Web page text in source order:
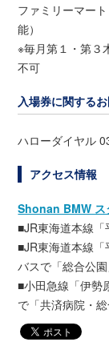
ファミリーマー
能）
※毎月第１・第３
不可
入場券に関する
ハローダイヤル
アクセス情報
Shonan BMW ス
■JR東海道本線
■JR東海道本線
バスで「総合公
■小田急線「伊勢
で「共済病院・